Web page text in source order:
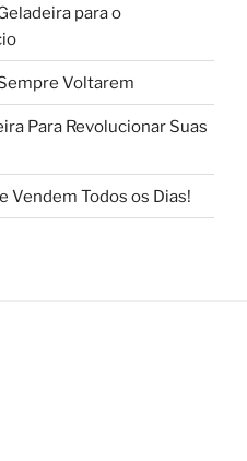
para o
Voltarem
Para Revolucionar Suas
Vendem Todos os Dias!